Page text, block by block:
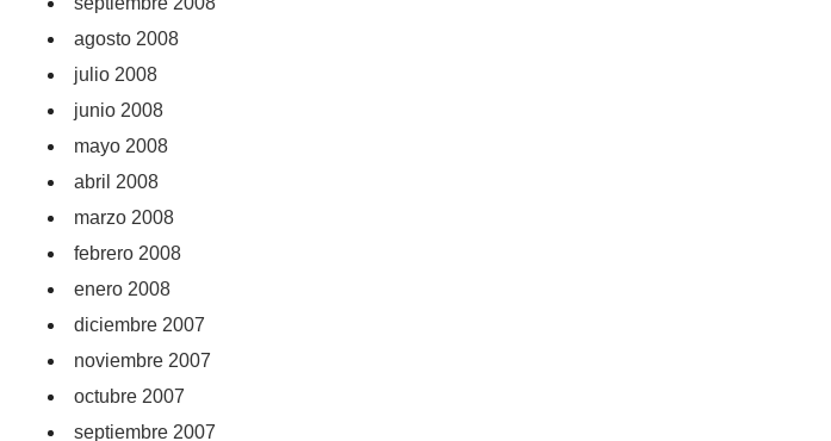
agosto 2008
julio 2008
junio 2008
mayo 2008
abril 2008
marzo 2008
febrero 2008
enero 2008
diciembre 2007
noviembre 2007
octubre 2007
septiembre 2007